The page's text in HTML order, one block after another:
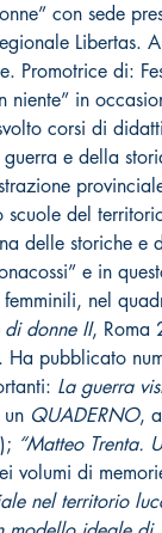
con sede
Libertas.
Promotrice di:
niente” in
corsi di
e della
scuole del
delle storiche e
e in
femminili, nel
di donne II, Roma
pubblicato
La guerra
QUADERNO,
“Matteo Trenta.
volumi di
nel territorio